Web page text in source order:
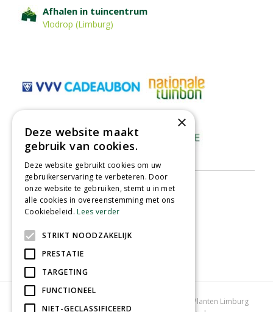
Afhalen in tuincentrum
Vlodrop (Limburg)
Tuincentrum Limburg
Planten Limburg
×
Deze website maakt
gebruik van cookies.
Deze website gebruikt cookies om uw
gebruikerservaring te verbeteren. Door
onze website te gebruiken, stemt u in met
alle cookies in overeenstemming met ons
Cookiebeleid.Lees verder
STRIKT NOODZAKELIJK
PRESTATIE
TARGETING
FUNCTIONEEL
NIET-GECLASSIFICEERD